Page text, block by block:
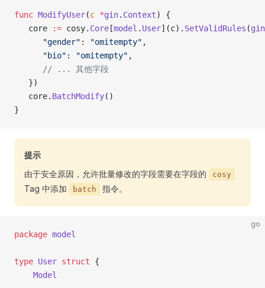
func ModifyUser(c *gin. Context) {
   core
:= cosy. Core [model . User](c). SetValidRules (gin
      "gender"
: "omitempty" ,
      "bio"
: "omitempty" ,
      // ... 其他字段
   })
   core.
BatchModify()
}
提示
由于安全原因，允许批量修改的字段需要在字段的
cosy
Tag 中添加 batch 指令。
go
package model
type User struct {
    Model